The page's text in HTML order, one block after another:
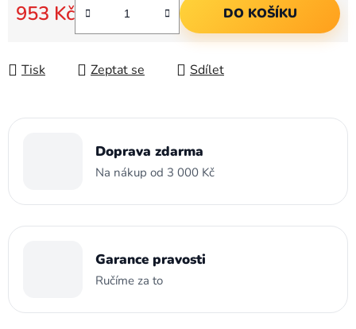
953 Kč
Měrná cena:
DO KOŠÍKU
Tisk Zeptat se Sdílet
Doprava zdarma
Na nákup od 3 000 Kč
Garance pravosti
Ručíme za to